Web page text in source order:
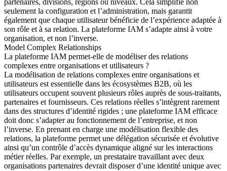
partenaires, divisions, régions ou niveaux. Cela simplifie non
seulement la configuration et l’administration, mais garantit
également que chaque utilisateur bénéficie de l’expérience adaptée à
son rôle et à sa relation. La plateforme IAM s’adapte ainsi à votre
organisation, et non l’inverse.
Model Complex Relationships
La plateforme IAM permet-elle de modéliser des relations
complexes entre organisations et utilisateurs ?
La modélisation de relations complexes entre organisations et
utilisateurs est essentielle dans les écosystèmes B2B, où les
utilisateurs occupent souvent plusieurs rôles auprès de sous-traitants,
partenaires et fournisseurs. Ces relations réelles s’intègrent rarement
dans des structures d’identité rigides ; une plateforme IAM efficace
doit donc s’adapter au fonctionnement de l’entreprise, et non
l’inverse. En prenant en charge une modélisation flexible des
relations, la plateforme permet une délégation sécurisée et évolutive
ainsi qu’un contrôle d’accès dynamique aligné sur les interactions
métier réelles. Par exemple, un prestataire travaillant avec deux
organisations partenaires devrait disposer d’une identité unique avec